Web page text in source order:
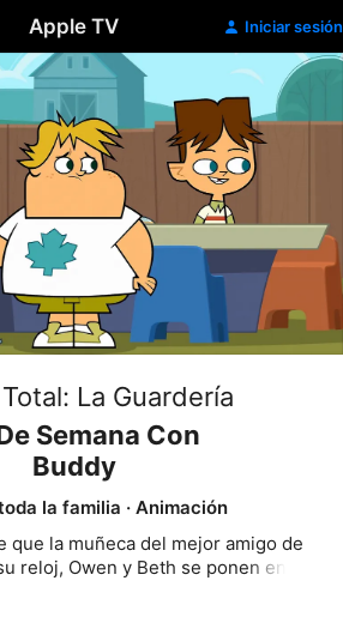
Apple TV Iniciar sesión
La Guardería
Semana Con
Buddy
la familia · Animación
que la muñeca del mejor amigo de
reloj, Owen y Beth se ponen en